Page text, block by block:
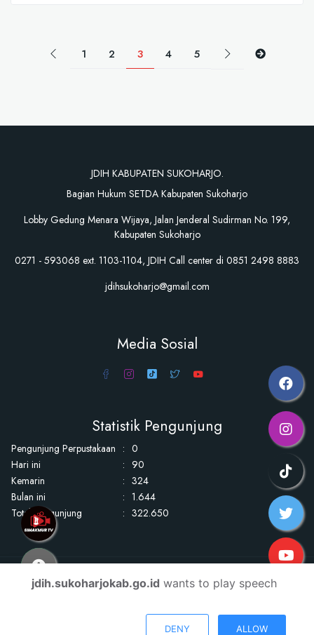
1 2 3 4 5
JDIH KABUPATEN SUKOHARJO.
Bagian Hukum SETDA Kabupaten Sukoharjo
Lobby Gedung Menara Wijaya, Jalan Jenderal Sudirman No. 199,
Kabupaten Sukoharjo
0271 - 593068 ext. 1103-1104, JDIH Call center di 0851 2498 8883
jdihsukoharjo@gmail.com
Media Sosial
Statistik Pengunjung
Pengunjung Perpustakaan : 0
Hari ini
: 90
Kemarin
: 324
Bulan ini
: 1.644
Total Pengunjung
: 322.650
jdih.sukoharjokab.go.id wants to play speech
DENY ALLOW